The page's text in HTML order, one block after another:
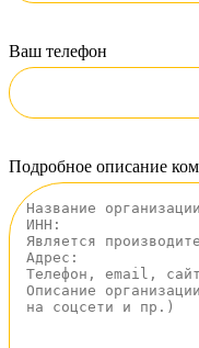
Ваш телефон
Подробное описание